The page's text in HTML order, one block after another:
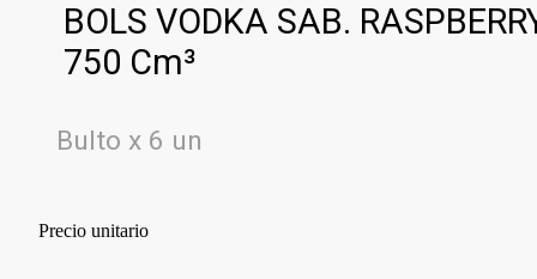
BOLS VODKA SAB.
750 Cm³
Bulto x 6 un
Precio unitario